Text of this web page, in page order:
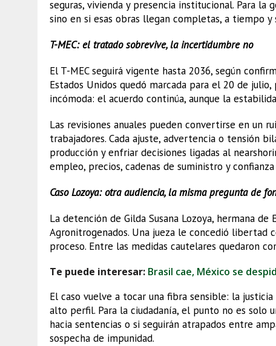
seguras, vivienda y presencia institucional. Para
sino en si esas obras llegan completas, a tiempo
T-MEC: el tratado sobrevive, la incertidumbre no
El T-MEC seguirá vigente hasta 2036, según
Estados Unidos quedó marcada para el 20 de
incómoda: el acuerdo continúa, aunque la
Las revisiones anuales pueden convertirse en un
trabajadores. Cada ajuste, advertencia o tensión
producción y enfriar decisiones ligadas al
empleo, precios, cadenas de suministro y
Caso Lozoya: otra audiencia, la misma pregunta de
La detención de Gilda Susana Lozoya, hermana
Agronitrogenados. Una jueza le concedió libertad
proceso. Entre las medidas cautelares quedaron
Te puede interesar: Brasil cae, México se
El caso vuelve a tocar una fibra sensible: la
alto perfil. Para la ciudadanía, el punto no es solo
hacia sentencias o si seguirán atrapados entre
sospecha de impunidad.